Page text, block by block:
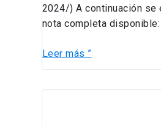
2024/) A continuación se
nota completa disponible:
Leer más ”